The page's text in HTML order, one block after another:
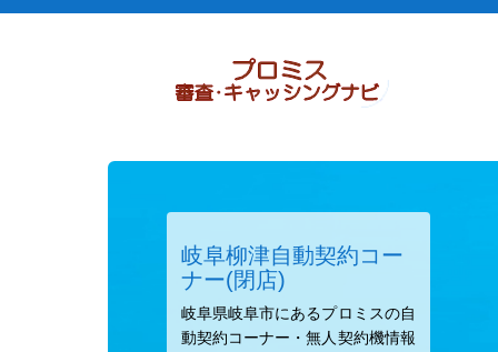
岐阜柳津自動契約コー
ナー(閉店)
岐阜県岐阜市にあるプロミスの自
動契約コーナー・無人契約機情報